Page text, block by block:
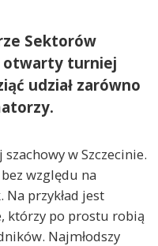
Sektorów
otwarty turniej
udział zarówno
w Szczecinie.
względu na
przykład jest
którzy po prostu robią
Najmłodszy